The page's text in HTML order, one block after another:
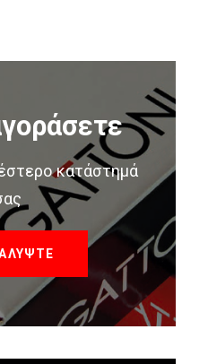
κατάστημά